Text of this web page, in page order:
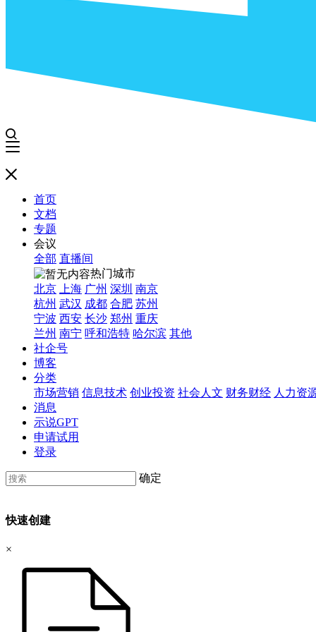
首页
文档
专题
会议
全部 直播间
热门城市
北京
上海 广州 深圳 南京
杭州 武汉 成都 合肥 苏州
宁波 西安 长沙 郑州 重庆
兰州 南宁 呼和浩特 哈尔滨 其他
社企号
博客
分类
市场营销 信息技术 创业投资 社会人文 财务财经 人力资
消息
示说GPT
申请试用
登录
确定
快速创建
×